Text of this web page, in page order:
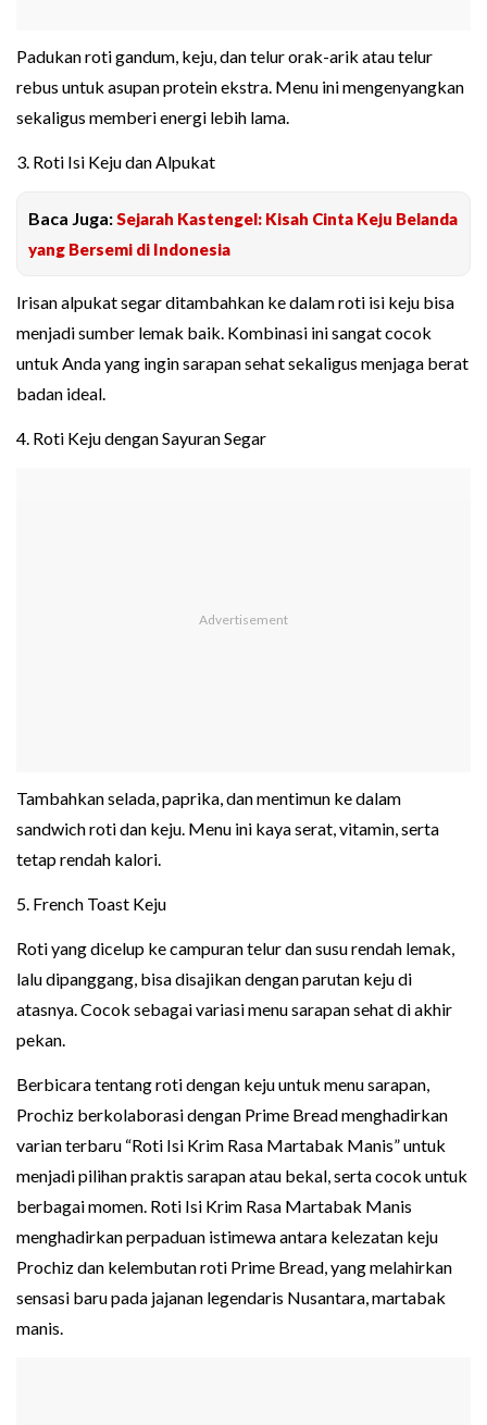
Padukan roti gandum, keju, dan telur orak-arik atau telur
rebus untuk asupan protein ekstra. Menu ini mengenyangkan
sekaligus memberi energi lebih lama.
3. Roti Isi Keju dan Alpukat
Baca Juga:Sejarah Kastengel: Kisah Cinta Keju Belanda
yang Bersemi di Indonesia
Irisan alpukat segar ditambahkan ke dalam roti isi keju bisa
menjadi sumber lemak baik. Kombinasi ini sangat cocok
untuk Anda yang ingin sarapan sehat sekaligus menjaga berat
badan ideal.
4. Roti Keju dengan Sayuran Segar
Tambahkan selada, paprika, dan mentimun ke dalam
sandwich roti dan keju. Menu ini kaya serat, vitamin, serta
tetap rendah kalori.
5. French Toast Keju
Roti yang dicelup ke campuran telur dan susu rendah lemak,
lalu dipanggang, bisa disajikan dengan parutan keju di
atasnya. Cocok sebagai variasi menu sarapan sehat di akhir
pekan.
Berbicara tentang roti dengan keju untuk menu sarapan,
Prochiz berkolaborasi dengan Prime Bread menghadirkan
varian terbaru “Roti Isi Krim Rasa Martabak Manis” untuk
menjadi pilihan praktis sarapan atau bekal, serta cocok untuk
berbagai momen. Roti Isi Krim Rasa Martabak Manis
menghadirkan perpaduan istimewa antara kelezatan keju
Prochiz dan kelembutan roti Prime Bread, yang melahirkan
sensasi baru pada jajanan legendaris Nusantara, martabak
manis.